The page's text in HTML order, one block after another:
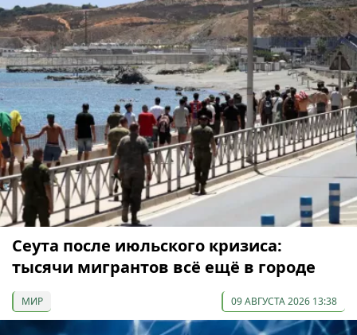
Сеута после июльского кризиса:
тысячи мигрантов всё ещё в городе
МИР 09 АВГУСТА 2026 13:38